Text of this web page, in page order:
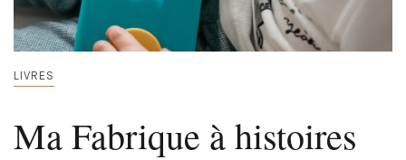
LIVRES
Ma Fabrique à histoires